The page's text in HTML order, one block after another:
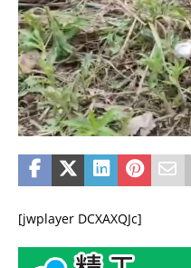
[jwplayer DCXAXQJc]